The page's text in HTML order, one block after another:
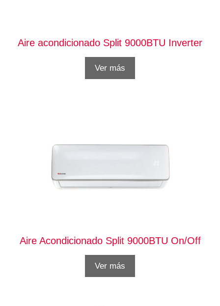
Aire acondicionado Split 9000BTU Inverter
Ver más
Aire Acondicionado Split 9000BTU On/Off
Ver más